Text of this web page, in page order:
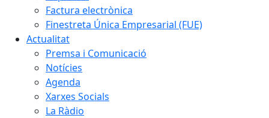
Factura electrònica
Finestreta Única Empresarial (FUE)
Actualitat
Premsa i Comunicació
Notícies
Agenda
Xarxes Socials
La Ràdio